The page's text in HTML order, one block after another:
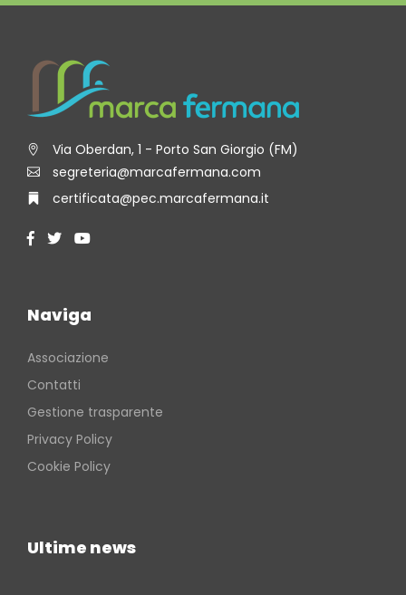
Via Oberdan, 1 - Porto San Giorgio (FM)
segreteria@marcafermana.com
certificata@pec.marcafermana.it
Naviga
Associazione
Contatti
Gestione trasparente
Privacy Policy
Cookie Policy
Ultime news